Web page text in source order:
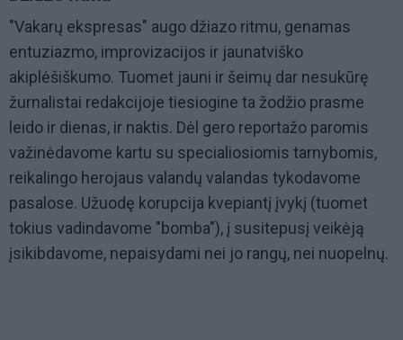
"Vakarų ekspresas" augo džiazo ritmu, genamas
entuziazmo, improvizacijos ir jaunatviško
akiplėšiškumo. Tuomet jauni ir šeimų dar nesukūrę
žurnalistai redakcijoje tiesiogine ta žodžio prasme
leido ir dienas, ir naktis. Dėl gero reportažo paromis
važinėdavome kartu su specialiosiomis tarnybomis,
reikalingo herojaus valandų valandas tykodavome
pasalose. Užuodę korupcija kvepiantį įvykį (tuomet
tokius vadindavome "bomba"), į susitepusį veikėją
įsikibdavome, nepaisydami nei jo rangų, nei nuopelnų.